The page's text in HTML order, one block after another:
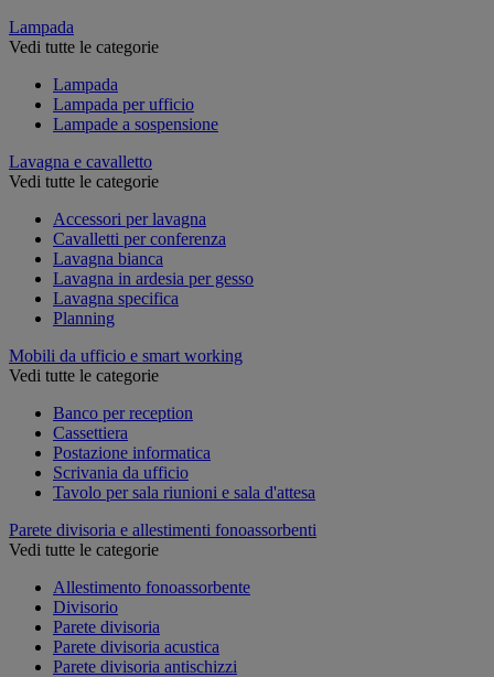
Lampada
Vedi tutte le categorie
Lampada
Lampada per ufficio
Lampade a sospensione
Lavagna e cavalletto
Vedi tutte le categorie
Accessori per lavagna
Cavalletti per conferenza
Lavagna bianca
Lavagna in ardesia per gesso
Lavagna specifica
Planning
Mobili da ufficio e smart working
Vedi tutte le categorie
Banco per reception
Cassettiera
Postazione informatica
Scrivania da ufficio
Tavolo per sala riunioni e sala d'attesa
Parete divisoria e allestimenti fonoassorbenti
Vedi tutte le categorie
Allestimento fonoassorbente
Divisorio
Parete divisoria
Parete divisoria acustica
Parete divisoria antischizzi